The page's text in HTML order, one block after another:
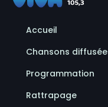
Accueil
Chansons
Programmation
Rattrapage